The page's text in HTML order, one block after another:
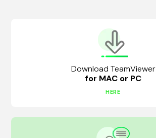
Download TeamViewer
for MAC or PC
HERE